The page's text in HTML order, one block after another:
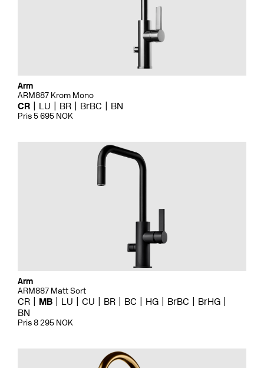
Arm
ARM887 Krom Mono
CR LU BR BrBC BN
Pris 5 695 NOK
Arm
ARM887 Matt Sort
CR MB LU CU BR BC HG BrBC
BrHG
BN
Pris 8 295 NOK